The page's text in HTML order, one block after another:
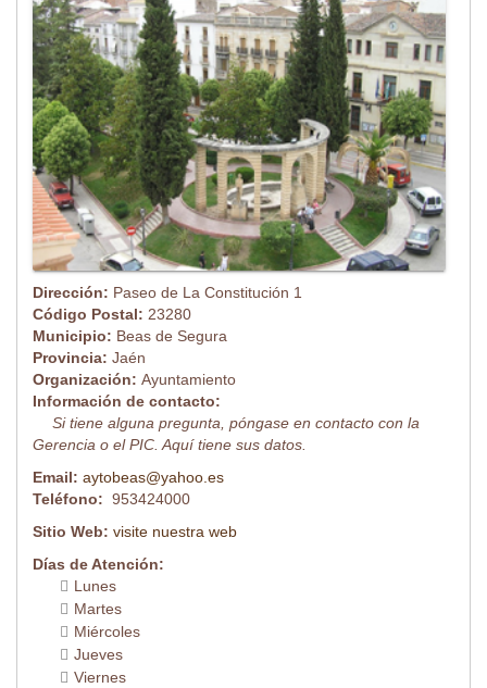
Dirección: Paseo de La Constitución 1
Código Postal: 23280
Municipio: Beas de Segura
Provincia: Jaén
Organización: Ayuntamiento
Información de contacto:
Si tiene alguna pregunta, póngase en contacto con la
Gerencia o el PIC. Aquí tiene sus datos.
Email: aytobeas@yahoo.es
Teléfono: 953424000
Sitio Web: visite nuestra web
Días de Atención:
Lunes
Martes
Miércoles
Jueves
Viernes